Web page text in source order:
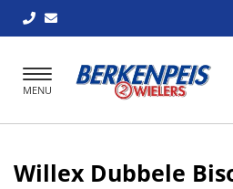
Toggle
navigation
MENU
Willex Dubbele